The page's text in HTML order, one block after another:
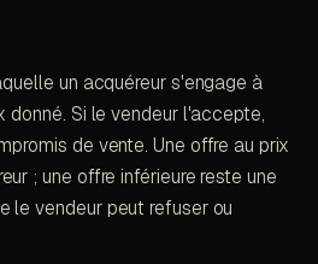
un acquéreur s'engage à
donné. Si le vendeur l'accepte,
de vente. Une offre au prix
; une offre inférieure reste une
le vendeur peut refuser ou